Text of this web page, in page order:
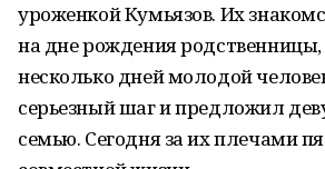
уроженкой Кумьязов. Их
на дне рождения родственницы,
несколько дней молодой
серьезный шаг и предложил
семью. Сегодня за их плечами